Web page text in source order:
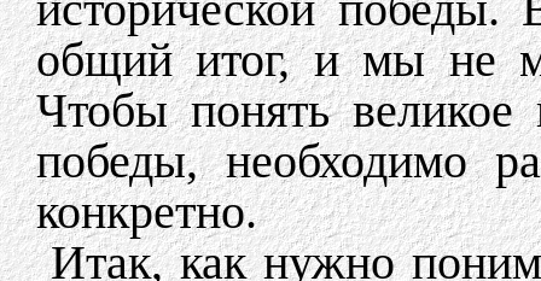
общий итог, и мы не
Чтобы понять великое
победы, необходимо
конкретно.
Итак, как нужно